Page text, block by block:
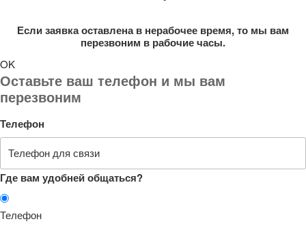
Если заявка оставлена в нерабочее время, то мы вам
перезвоним в рабочие часы.
OK
Оставьте ваш телефон и мы вам
перезвоним
Телефон
Где вам удобней общаться?
Телефон